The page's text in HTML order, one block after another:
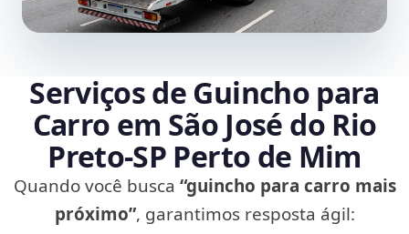
Serviços de Guincho para
Carro em São José do Rio
Preto‑SP Perto de Mim
Quando você busca “guincho para carro mais
próximo”, garantimos resposta ágil: